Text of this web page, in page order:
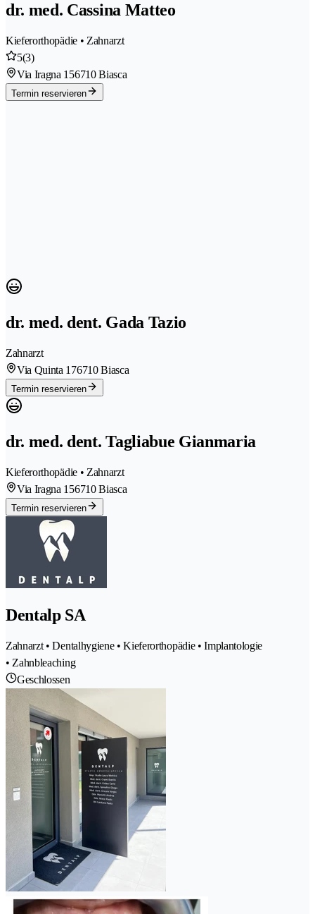
dr. med. Cassina Matteo
Kieferorthopädie • Zahnarzt
5(3)
Via Iragna 156710 Biasca
Termin reservieren
dr. med. dent. Gada Tazio
Zahnarzt
Via Quinta 176710 Biasca
Termin reservieren
dr. med. dent. Tagliabue Gianmaria
Kieferorthopädie • Zahnarzt
Via Iragna 156710 Biasca
Termin reservieren
Dentalp SA
Zahnarzt • Dentalhygiene • Kieferorthopädie • Implantologie
• Zahnbleaching
Geschlossen